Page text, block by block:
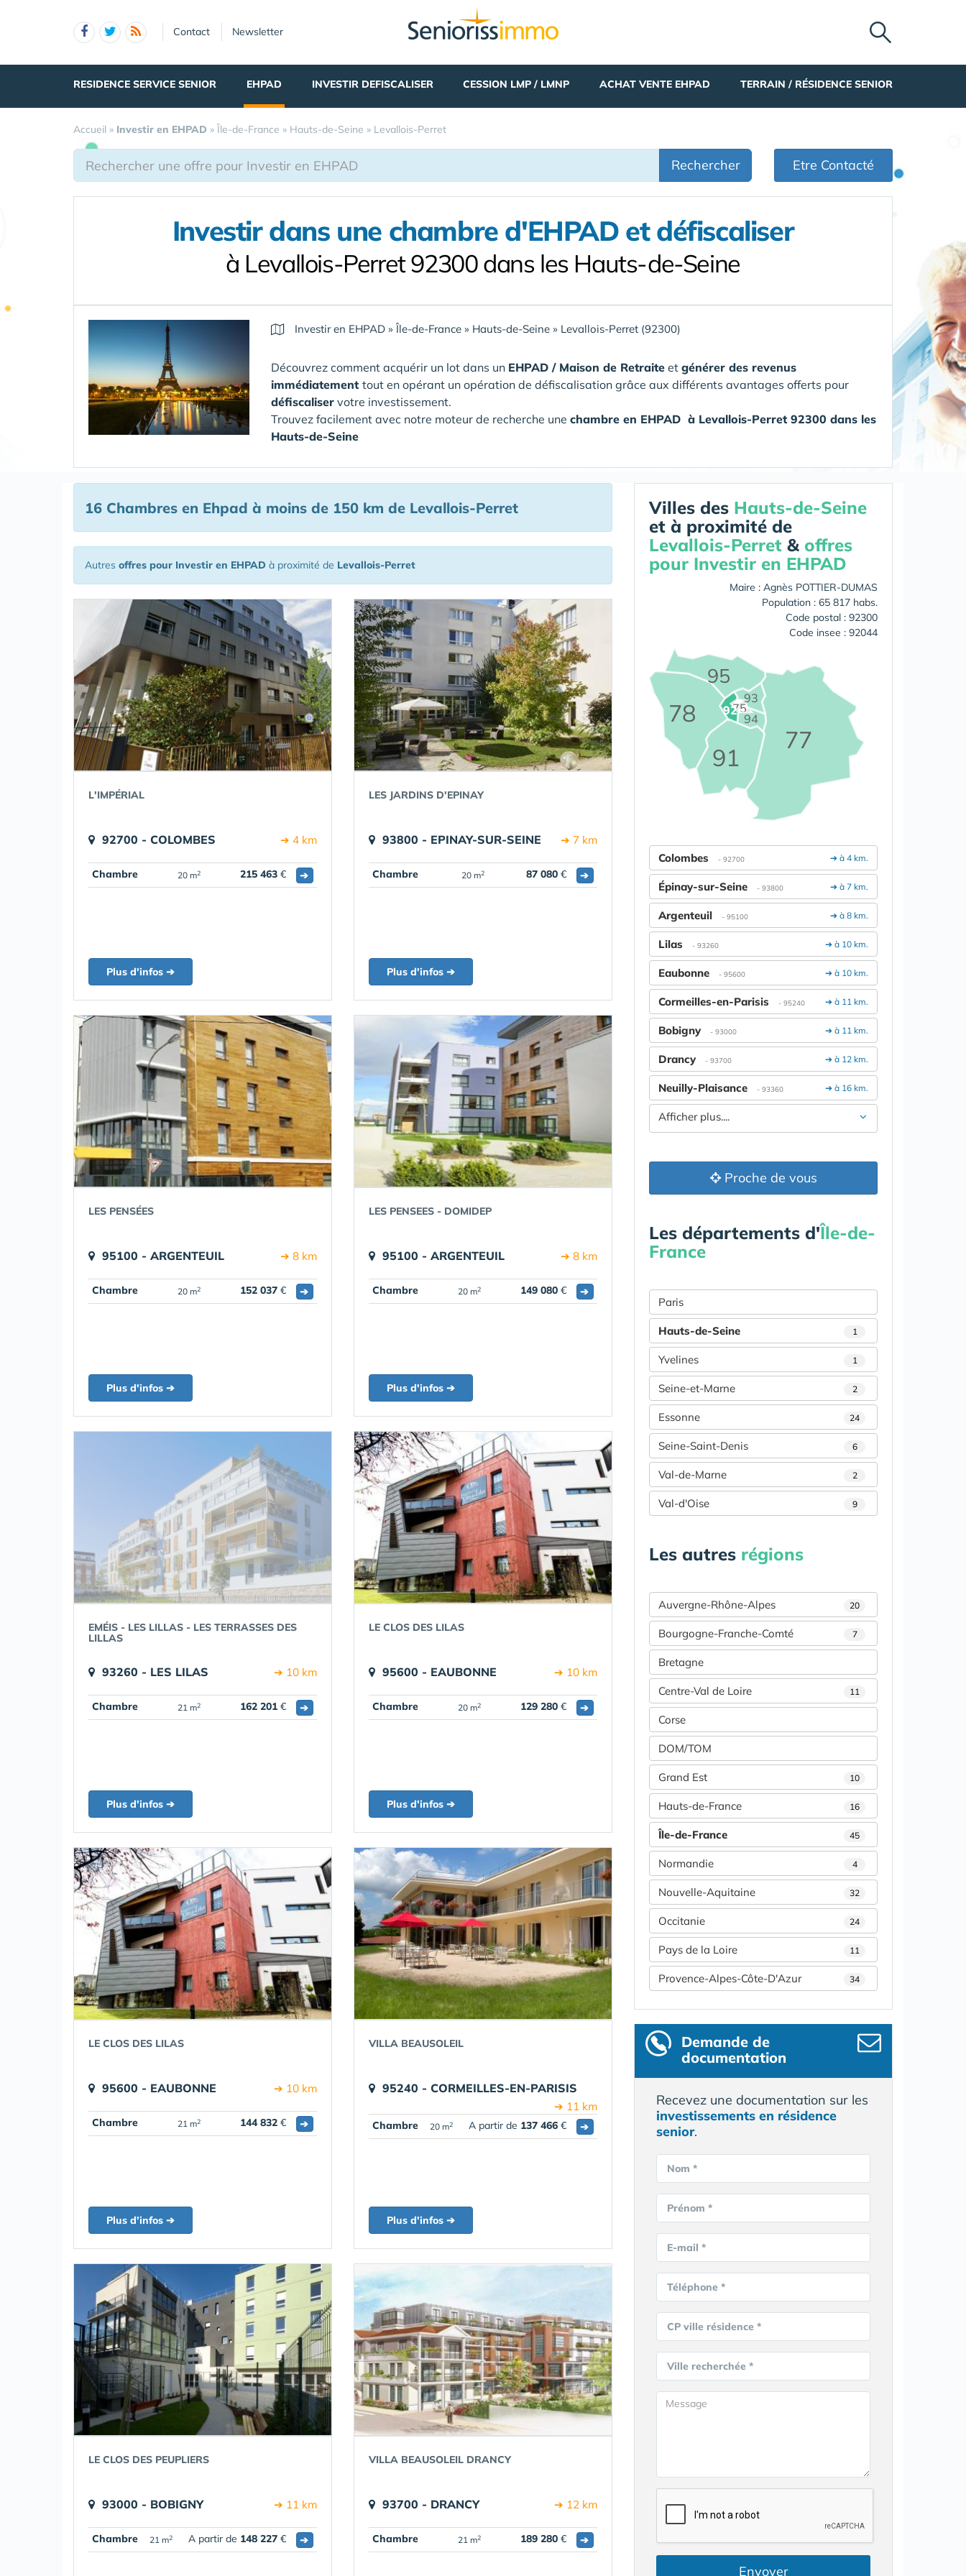
Contact Newsletter
RESIDENCE SERVICE SENIOR EHPAD INVESTIR DEFISCALISER CESSION LMP / LMNP ACHAT VENTE EHPAD TERRAIN / RÉSIDENCE SENIOR
Accueil » Investir en EHPAD » Île-de-France » Hauts-de-Seine » Levallois-Perret
Rechercher Etre Contacté
Investir dans une chambre d'EHPAD et défiscaliser
à Levallois-Perret 92300 dans les Hauts-de-Seine
Investir en EHPAD »Île-de-France » Hauts-de-Seine » Levallois-Perret (92300)
Découvrez comment acquérir un lot dans un EHPAD / Maison de Retraite et générer des revenus
immédiatement tout en opérant un opération de défiscalisation grâce aux différents avantages offerts pour
défiscaliser votre investissement.
Trouvez facilement avec notre moteur de recherche une chambre en EHPAD à Levallois-Perret 92300 dans les
Hauts-de-Seine
16 Chambres en Ehpad à moins de 150 km de Levallois-Perret
Autres offres pour Investir en EHPAD à proximité de Levallois-Perret
L'IMPÉRIAL
92700 - COLOMBES ➔ 4 km
Chambre 20 m2 215 463 € ➔
Plus d'infos ➔
LES JARDINS D'EPINAY
93800 - EPINAY-SUR-SEINE ➔ 7 km
Chambre 20 m2 87 080 € ➔
Plus d'infos ➔
LES PENSÉES
95100 - ARGENTEUIL ➔ 8 km
Chambre 20 m2 152 037 € ➔
Plus d'infos ➔
LES PENSEES - DOMIDEP
95100 - ARGENTEUIL ➔ 8 km
Chambre 20 m2 149 080 € ➔
Plus d'infos ➔
EMÉIS - LES LILLAS - LES TERRASSES DES
LILLAS
93260 - LES LILAS ➔ 10 km
Chambre 21 m2 162 201 € ➔
Plus d'infos ➔
LE CLOS DES LILAS
95600 - EAUBONNE ➔ 10 km
Chambre 20 m2 129 280 € ➔
Plus d'infos ➔
LE CLOS DES LILAS
95600 - EAUBONNE ➔ 10 km
Chambre 21 m2 144 832 € ➔
Plus d'infos ➔
VILLA BEAUSOLEIL
95240 - CORMEILLES-EN-PARISIS
➔ 11 km
Chambre 20 m2 A partir de 137 466 € ➔
Plus d'infos ➔
LE CLOS DES PEUPLIERS
93000 - BOBIGNY ➔ 11 km
Chambre 21 m2 A partir de 148 227 € ➔
VILLA BEAUSOLEIL DRANCY
93700 - DRANCY ➔ 12 km
Chambre 21 m2 189 280 € ➔
Villes des Hauts-de-Seine
et à proximité de
Levallois-Perret & offres
pour Investir en EHPAD
Maire : Agnès POTTIER-DUMAS
Population : 65 817 habs.
Code postal : 92300
Code insee : 92044
75
77
78
91
92
93
94
95
➔ à 4 km.
Colombes - 92700
➔ à 7 km.
Épinay-sur-Seine - 93800
➔ à 8 km.
Argenteuil - 95100
➔ à 10 km.
Lilas - 93260
➔ à 10 km.
Eaubonne - 95600
➔ à 11 km.
Cormeilles-en-Parisis - 95240
➔ à 11 km.
Bobigny - 93000
➔ à 12 km.
Drancy - 93700
➔ à 16 km.
Neuilly-Plaisance - 93360
Afficher plus....
Proche de vous
Les départements d'Île-de-
France
Paris
Hauts-de-Seine 1
Yvelines 1
Seine-et-Marne 2
Essonne 24
Seine-Saint-Denis 6
Val-de-Marne 2
Val-d'Oise 9
Les autres régions
Auvergne-Rhône-Alpes 20
Bourgogne-Franche-Comté 7
Bretagne
Centre-Val de Loire 11
Corse
DOM/TOM
Grand Est 10
Hauts-de-France 16
Île-de-France 45
Normandie 4
Nouvelle-Aquitaine 32
Occitanie 24
Pays de la Loire 11
Provence-Alpes-Côte-D'Azur 34
Demande de
documentation
Recevez une documentation sur les
investissements en résidence
senior.
Nom *
Prénom *
E-mail *
Téléphone *
CP ville résidence *
Ville recherchée *
Envoyer